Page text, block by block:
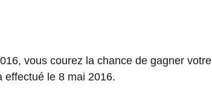
vous courez la chance de gagner votre
effectué le 8 mai 2016.